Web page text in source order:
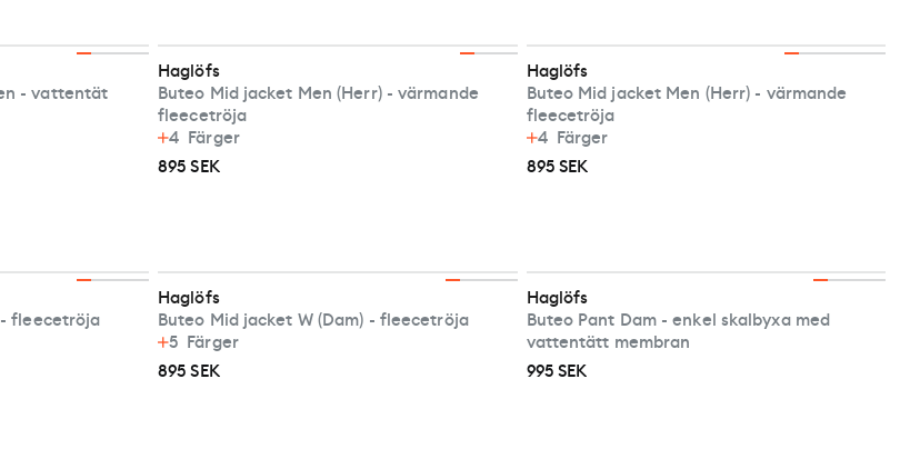
- vattentät
Haglöfs
Buteo Mid jacket Men (Herr) - värmande
fleecetröja
4 Färger
895 SEK
Haglöfs
Buteo Mid jacket Men (Herr) - värmande
fleecetröja
4 Färger
895 SEK
- fleecetröja
Haglöfs
Buteo Mid jacket W (Dam) - fleecetröja
5 Färger
895 SEK
Haglöfs
Buteo Pant Dam - enkel skalbyxa med
vattentätt membran
995 SEK